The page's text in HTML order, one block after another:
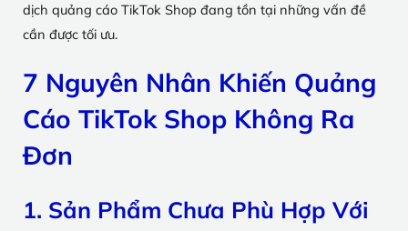
dịch quảng cáo TikTok Shop đang tồn tại những vấn đề
cần được tối ưu.
7 Nguyên Nhân Khiến Quảng
Cáo TikTok Shop Không Ra
Đơn
1. Sản Phẩm Chưa Phù Hợp Với